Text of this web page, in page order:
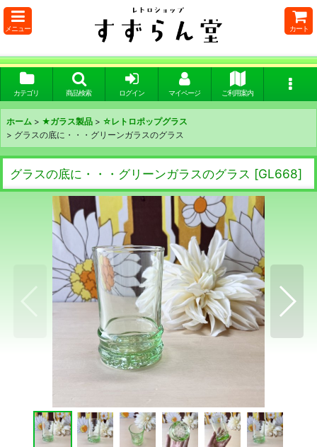
メニュー カート
カテゴリ 商品検索 ログイン マイページ ご利用案内
ホーム > ★ガラス製品 > ☆レトロポップグラス
> グラスの底に・・・グリーンガラスのグラス
グラスの底に・・・グリーンガラスのグラス [GL668]